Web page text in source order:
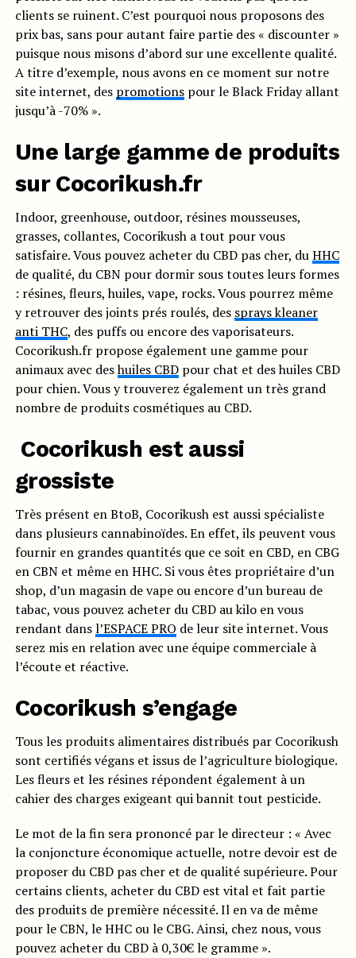
clients se ruinent. C’est pourquoi nous proposons des
prix bas, sans pour autant faire partie des « discounter »
puisque nous misons d’abord sur une excellente qualité.
A titre d’exemple, nous avons en ce moment sur notre
site internet, des promotionspour le Black Friday allant
jusqu’à -70% ».
Une large gamme de produits
sur Cocorikush.fr
Indoor, greenhouse, outdoor, résines mousseuses,
grasses, collantes, Cocorikush a tout pour vous
satisfaire. Vous pouvez acheter du CBD pas cher, duHHC
de qualité, du CBN pour dormir sous toutes leurs formes
: résines, fleurs, huiles, vape, rocks. Vous pourrez même
y retrouver des joints prés roulés, des sprays kleaner
anti THC, des puffs ou encore des vaporisateurs.
Cocorikush.fr propose également une gamme pour
animaux avec deshuiles CBDpour chat et des huiles CBD
pour chien. Vous y trouverez également un très grand
nombre de produits cosmétiques au CBD.
Cocorikush est aussi
grossiste
Très présent en BtoB, Cocorikush est aussi spécialiste
dans plusieurs cannabinoïdes. En effet, ils peuvent vous
fournir en grandes quantités que ce soit en CBD, en CBG
en CBN et même en HHC. Si vous êtes propriétaire d’un
shop, d’un magasin de vape ou encore d’un bureau de
tabac, vous pouvez acheter du CBD au kilo en vous
rendant dansl’ESPACE PRO de leur site internet. Vous
serez mis en relation avec une équipe commerciale à
l’écoute et réactive.
Cocorikush s’engage
Tous les produits alimentaires distribués par Cocorikush
sont certifiés végans et issus de l’agriculture biologique.
Les fleurs et les résines répondent également à un
cahier des charges exigeant qui bannit tout pesticide.
Le mot de la fin sera prononcé par le directeur : « Avec
la conjoncture économique actuelle, notre devoir est de
proposer du CBD pas cher et de qualité supérieure. Pour
certains clients, acheter du CBD est vital et fait partie
des produits de première nécessité. Il en va de même
pour le CBN, le HHC ou le CBG. Ainsi, chez nous, vous
pouvez acheter du CBD à 0,30€ le gramme ».